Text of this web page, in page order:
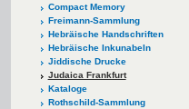
Compact Memory
Freimann-Sammlung
Hebräische Handschriften
Hebräische Inkunabeln
Jiddische Drucke
Judaica Frankfurt
Kataloge
Rothschild-Sammlung